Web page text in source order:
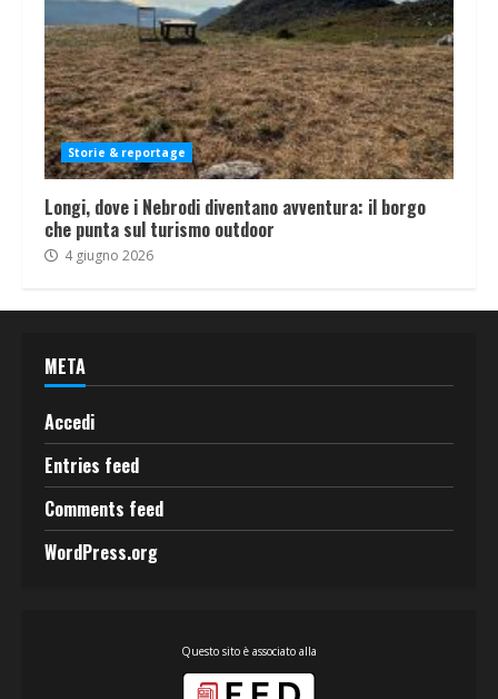
Storie & reportage
Longi, dove i Nebrodi diventano avventura: il borgo
che punta sul turismo outdoor
4 giugno 2026
META
Accedi
Entries feed
Comments feed
WordPress.org
Questo sito è associato alla